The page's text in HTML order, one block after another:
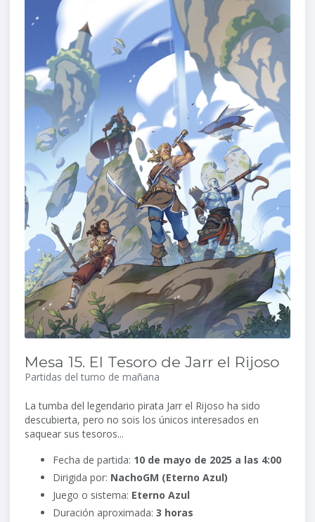
Mesa 15. El Tesoro de Jarr el Rijoso
Partidas del turno de mañana
La tumba del legendario pirata Jarr el Rijoso ha sido
descubierta, pero no sois los únicos interesados en
saquear sus tesoros...
Fecha de partida: 10 de mayo de 2025 a las 4:00
Dirigida por: NachoGM (Eterno Azul)
Juego o sistema: Eterno Azul
Duración aproximada: 3 horas